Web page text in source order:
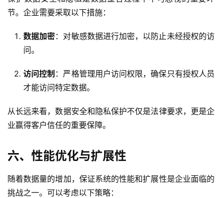
节。企业需要采取以下措施：
数据加密：对敏感数据进行加密，以防止未经授权的访
问。
访问控制 ：严格管理用户访问权限，确保只有授权人员
才能访问特定数据。
从长远来看，数据安全和隐私保护不仅是法律要求，更是企
业赢得客户信任的重要保障。
六、性能优化与扩展性
随着数据量的增加，保证系统的性能和扩展性是企业面临的
挑战之一。可以考虑以下策略：